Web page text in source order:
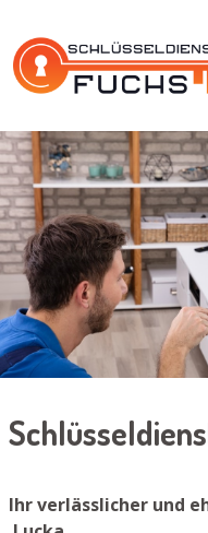
Ihr verlässlicher und